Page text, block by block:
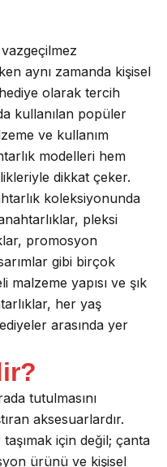
aynı zamanda kişisel
olarak tercih
kullanılan popüler
ve kullanım
modelleri hem
dikkat çeker.
koleksiyonunda
pleksi
promosyon
gibi birçok
malzeme yapısı ve şık
her yaş
arasında yer
tutulmasını
aksesuarlardır.
için değil; çanta
ürünü ve kişisel